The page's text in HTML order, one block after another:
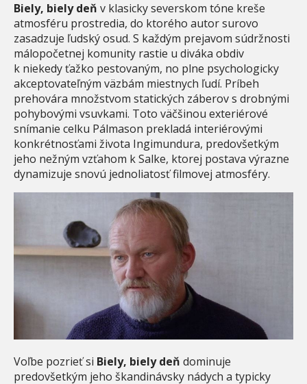
Biely, biely deň v klasicky severskom tóne kreše
atmosféru prostredia, do ktorého autor surovo
zasadzuje ľudský osud. S každým prejavom súdržnosti
málopočetnej komunity rastie u diváka obdiv
k niekedy ťažko pestovaným, no plne psychologicky
akceptovateľným väzbám miestnych ľudí. Príbeh
prehovára množstvom statických záberov s drobnými
pohybovými vsuvkami. Toto väčšinou exteriérové
snímanie celku Pálmason prekladá interiérovými
konkrétnosťami života Ingimundura, predovšetkým
jeho nežným vzťahom k Salke, ktorej postava výrazne
dynamizuje snovú jednoliatosť filmovej atmosféry.
Voľbe pozrieť si Biely, biely deň dominuje
predovšetkým jeho škandinávsky nádych a typicky